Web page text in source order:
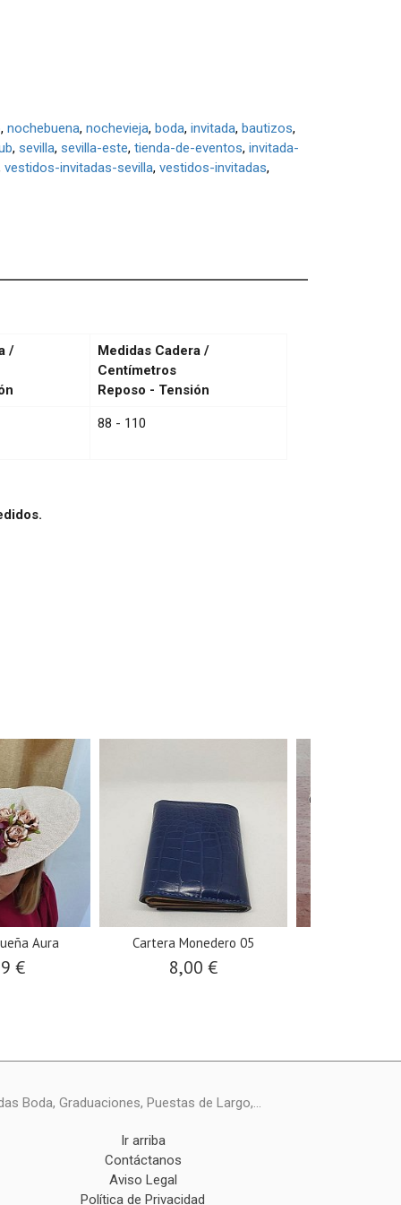
nochebuena nochevieja boda invitada bautizos
sevilla sevilla-este tienda-de-eventos invitada-
vestidos-invitadas-sevilla vestidos-invitadas
/
Medidas Cadera /
Centímetros
Reposo - Tensión
88 - 110
Aura
€
Cartera Monedero 05
8,00 €
Boda, Graduaciones, Puestas de Largo,...
Ir arriba
Contáctanos
Aviso Legal
Política de Privacidad